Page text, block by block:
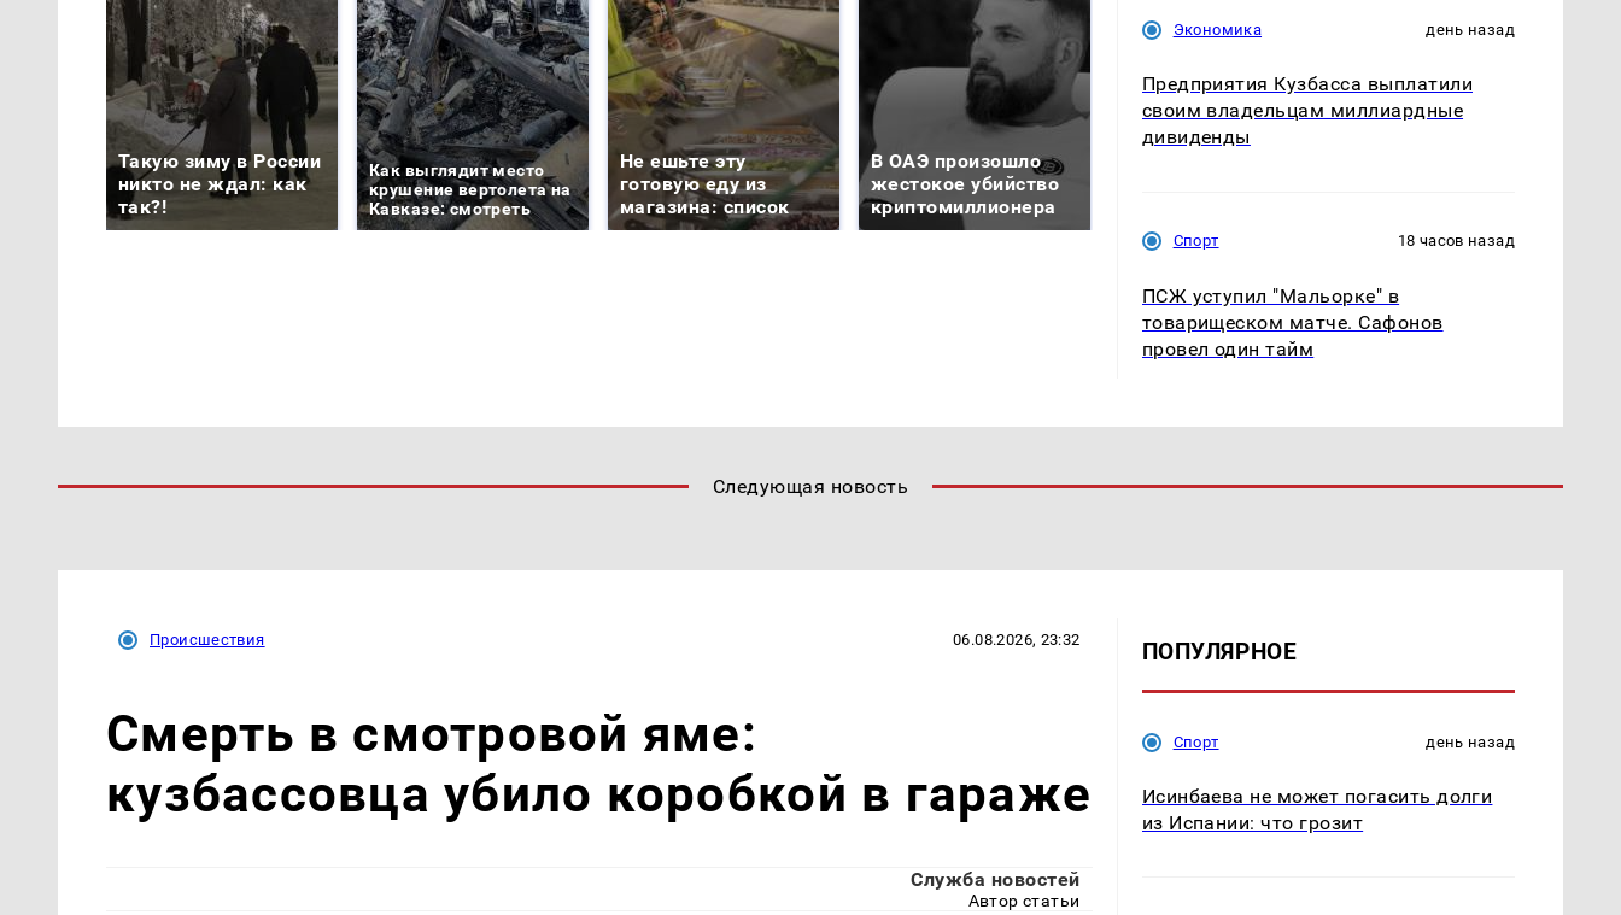
Такую зиму в России
никто не ждал: как
так?!
Как выглядит место
крушение вертолета на
Кавказе: смотреть
Не ешьте эту
готовую еду из
магазина: список
В ОАЭ произошло
жестокое убийство
криптомиллионера
Экономика день назад
Предприятия Кузбасса выплатили
своим владельцам миллиардные
дивиденды
Спорт 18 часов назад
ПСЖ уступил "Мальорке" в
товарищеском матче. Сафонов
провел один тайм
Следующая новость
Происшествия 06.08.2026, 23:32
Смерть в смотровой яме:
кузбассовца убило коробкой в гараже
Служба новостей
Автор статьи
ПОПУЛЯРНОЕ
Спорт день назад
Исинбаева не может погасить долги
из Испании: что грозит